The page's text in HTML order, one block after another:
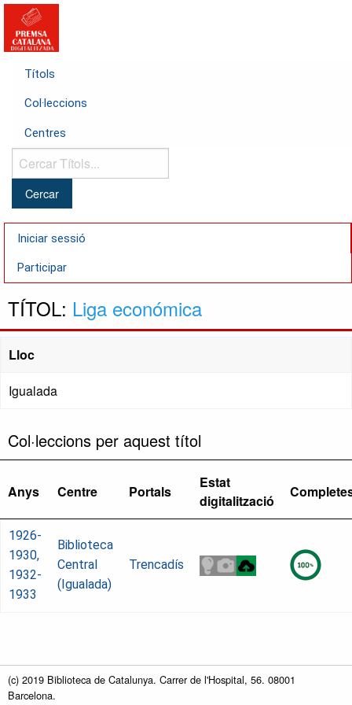
Títols
Col·leccions
Centres
Cercar
Títols...
Iniciar sessió
Participar
TÍTOL: Liga económica
Lloc
Igualada
Col·leccions per aquest títol
Anys Centre Portals
Estat
digitalització
1926-
1930,
1932-
1933
Biblioteca
Central
(Igualada)
Trencadís
(c) 2019 Biblioteca de Catalunya. Carrer de l'Hospital, 56. 08001
Barcelona.